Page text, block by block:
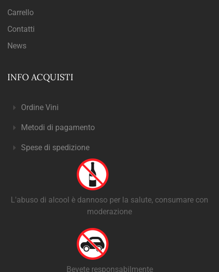
Carrello
Contatti
News
INFO ACQUISTI
Ordine Vini
Metodi di pagamento
Spese di spedizione
L'abuso di alcool è dannoso per la salute, consumare con
moderazione
Bevete responsabilmente